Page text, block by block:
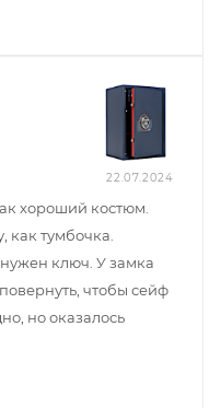
22.07.2024
хороший костюм.
как тумбочка.
ключ. У замка
чтобы сейф
но оказалось